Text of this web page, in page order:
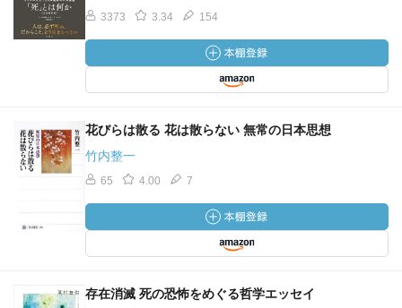
3373 3.34 154
花びらは散る 花は散らない 無常の日本思想
竹内整一
65 4.00 7
存在消滅 死の恐怖をめぐる哲学エッセイ